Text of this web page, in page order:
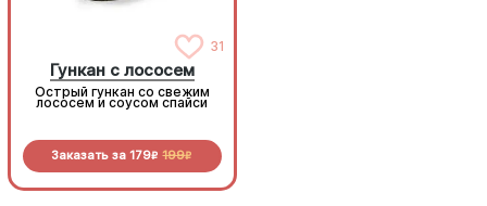
31
Гункан с лососем
Острый гункан со свежим
лососем и соусом спайси
Заказать за 179R 199R